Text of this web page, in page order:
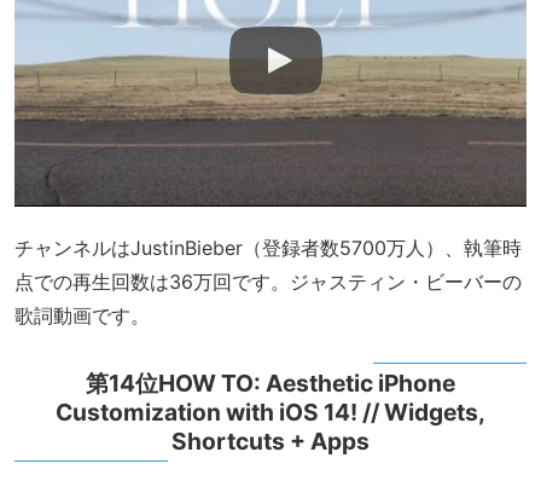
チャンネルはJustinBieber（登録者数5700万人）、執筆時
点での再生回数は36万回です。ジャスティン・ビーバーの
歌詞動画です。
第14位HOW TO: Aesthetic iPhone
Customization with iOS 14! // Widgets,
Shortcuts + Apps